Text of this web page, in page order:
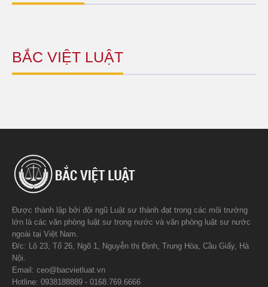
BẮC VIỆT LUẬT
Được thành lập bởi đội ngũ Luật sư thành đạt trong các môi trường
lớn là các văn phòng luật sư trong nước và văn phòng luật sư nước
ngoài tại Việt Nam.
Đ/c: Lô 23, Tổ 26, Ngõ 1, Nguyễn thị Định, Trung Hòa, Cầu Giấy, Hà
Nội.
Email: ceo@bacvietluat.vn
Hotline: 0938188889 - 0168.769.6666